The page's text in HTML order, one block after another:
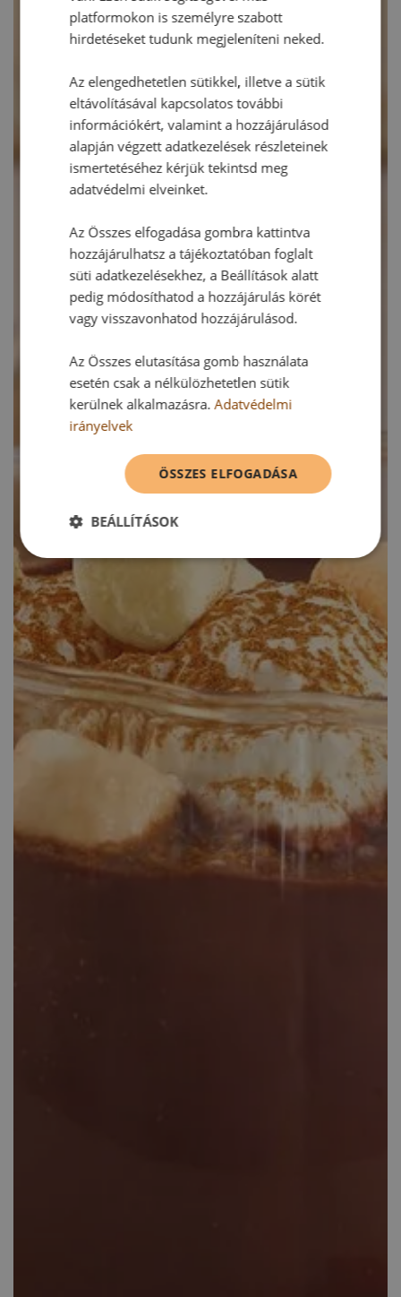
platformokon is személyre szabott
hirdetéseket tudunk megjeleníteni neked.
Az elengedhetetlen sütikkel, illetve a sütik
eltávolításával kapcsolatos további
információkért, valamint a hozzájárulásod
alapján végzett adatkezelések részleteinek
ismertetéséhez kérjük tekintsd meg
adatvédelmi elveinket.
Az Összes elfogadása gombra kattintva
hozzájárulhatsz a tájékoztatóban foglalt
süti adatkezelésekhez, a Beállítások alatt
pedig módosíthatod a hozzájárulás körét
vagy visszavonhatod hozzájárulásod.
Az Összes elutasítása gomb használata
esetén csak a nélkülözhetetlen sütik
kerülnek alkalmazásra.Adatvédelmi
irányelvek
ÖSSZES ELFOGADÁSA
BEÁLLÍTÁSOK